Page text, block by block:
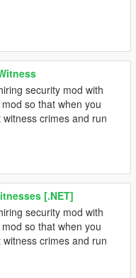
security mod with
so that when you
crimes and run
[.NET]
security mod with
so that when you
crimes and run